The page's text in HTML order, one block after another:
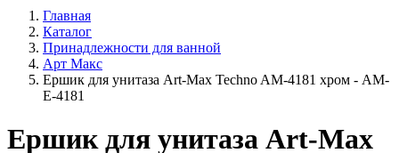
Главная
Каталог
Принадлежности для ванной
Арт Макс
Ершик для унитаза Art-Max Techno AM-4181 хром - AM-
E-4181
Ершик для унитаза Art-Max